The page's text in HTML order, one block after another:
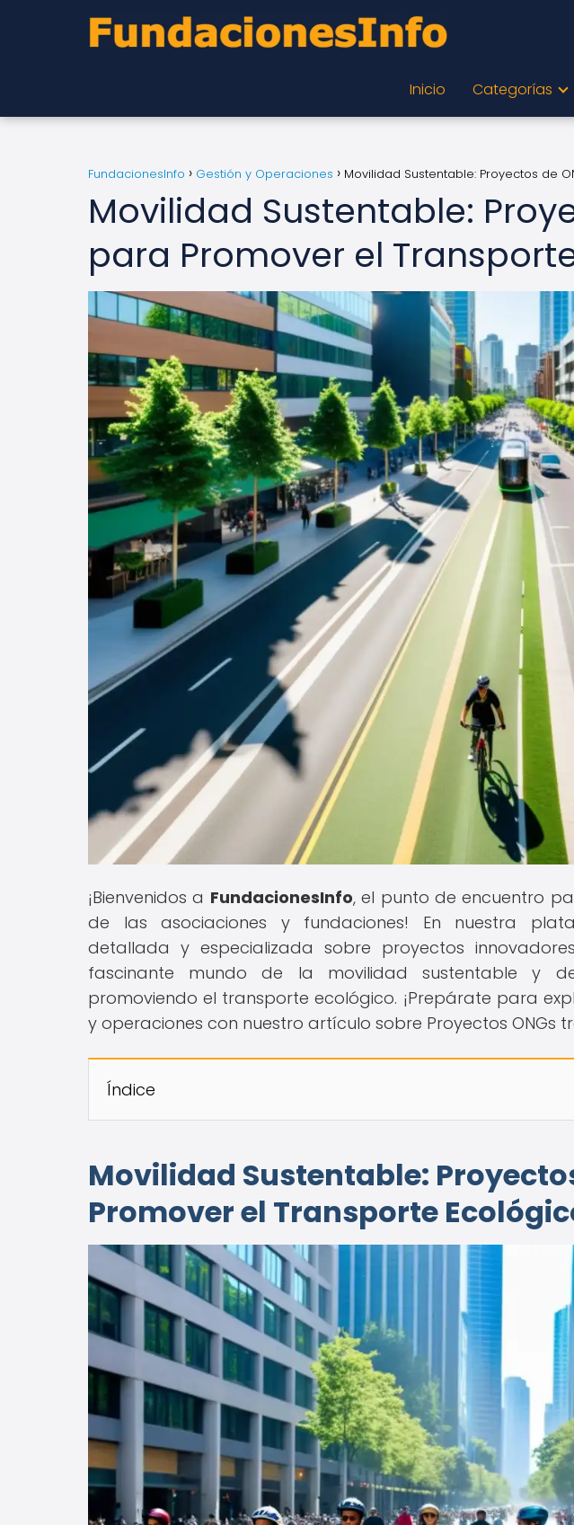
Inicio Categorías
FundacionesInfo Gestión y Operaciones Movilidad Sustentable: Proyectos de
Movilidad Sustentable:
para Promover el
¡Bienvenidos a FundacionesInfo, el punto de encuentro
de las asociaciones y fundaciones! En nuestra
detallada y especializada sobre proyectos
fascinante mundo de la movilidad sustentable y
promoviendo el transporte ecológico. ¡Prepárate para
y operaciones con nuestro artículo sobre Proyectos ONGs
Índice
Movilidad Sustentable:
Promover el Transporte